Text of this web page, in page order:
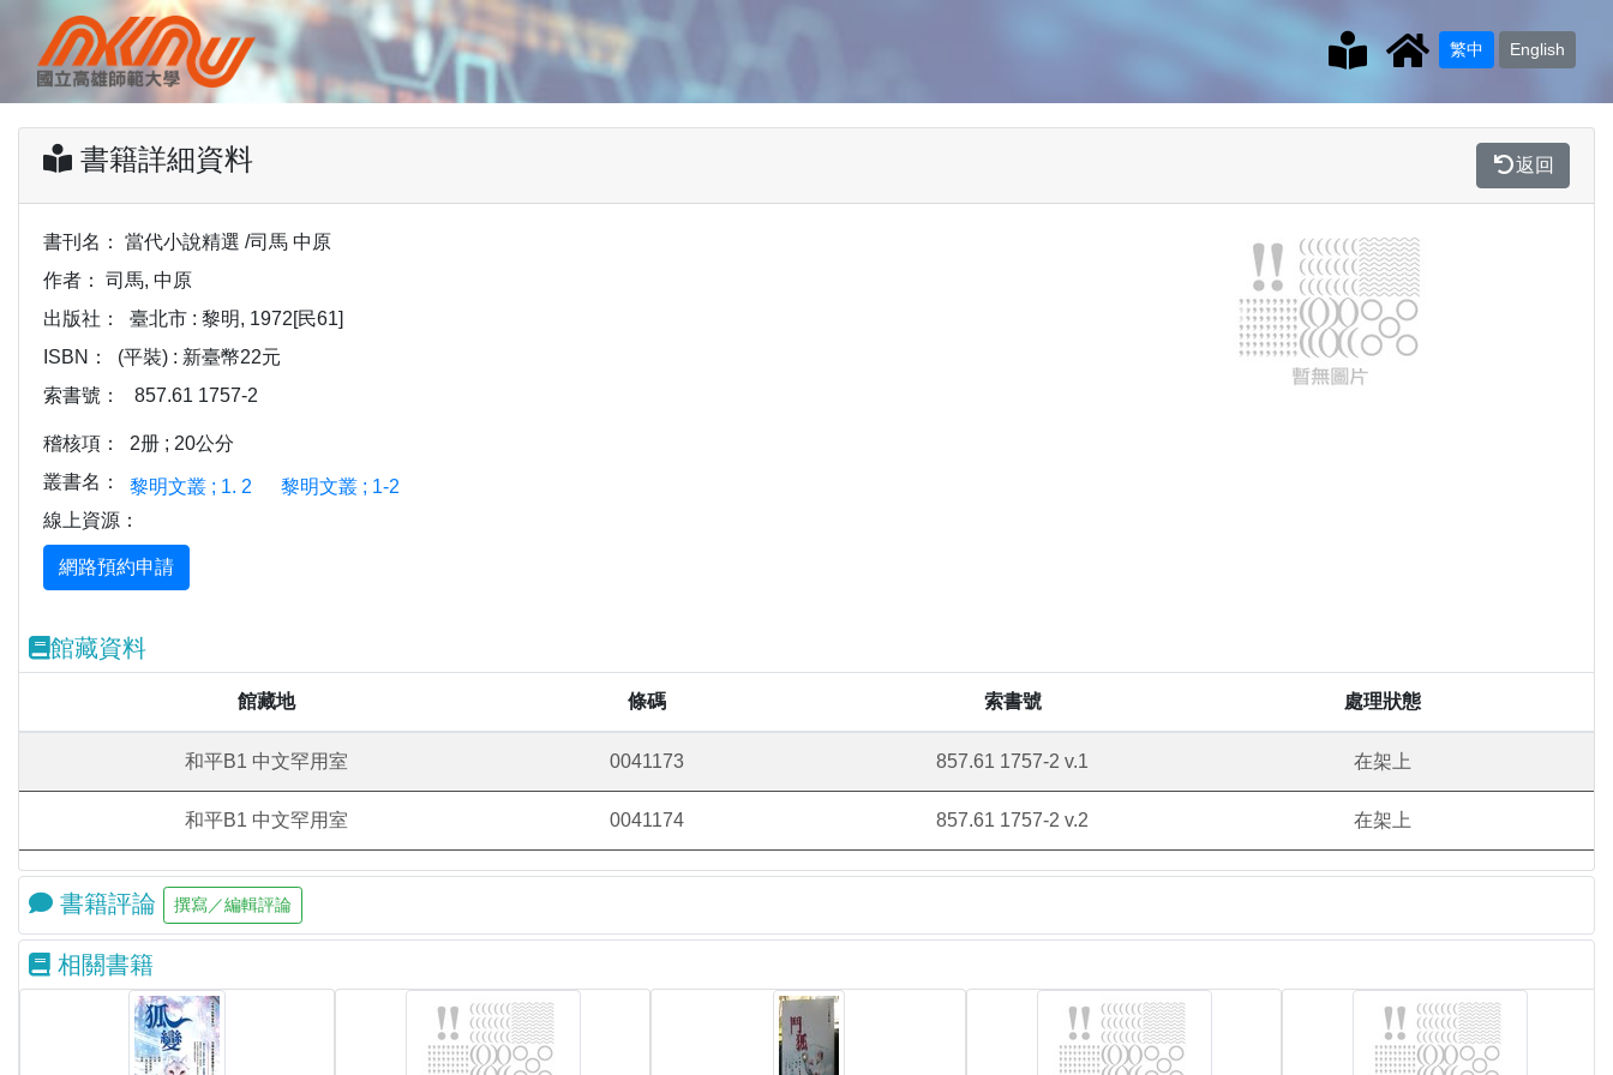
繁中 English
書籍詳細資料 返回
書刊名：
當代小說精選 /司馬 中原
作者：
司馬, 中原
出版社：
臺北市 : 黎明, 1972[民61]
ISBN：
(平裝) : 新臺幣22元
索書號：
857.61 1757-2
稽核項：
2册 ; 20公分
叢書名：
黎明文叢 ; 1. 2
黎明文叢 ; 1-2
線上資源：
Previous
館藏資料
館藏地 條碼 索書號 處理狀態
和平B1 中文罕用室 0041173 857.61 1757-2 v.1 在架上
和平B1 中文罕用室 0041174 857.61 1757-2 v.2 在架上
書籍評論
相關書籍